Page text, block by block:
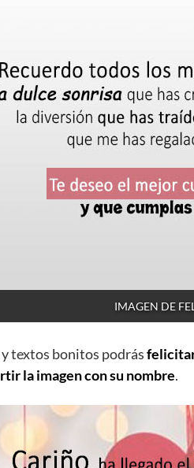
IMAGEN DE
textos bonitos podrás
la imagen con su nombre.